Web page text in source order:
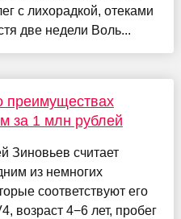
с лихорадкой, отеками
две недели Воль...
преимуществах
за 1 млн рублей
Зиновьев считает
из немногих
соответствуют его
возраст 4−6 лет, пробег